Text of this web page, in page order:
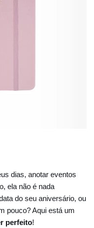
dias, anotar eventos
ela não é nada
do seu aniversário, ou
pouco? Aqui está um
perfeito!